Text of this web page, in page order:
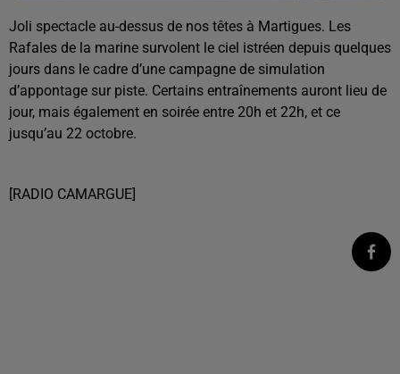
Joli spectacle au-dessus de nos têtes à Martigues. Les
Rafales de la marine survolent le ciel istréen depuis quelques
jours dans le cadre d’une campagne de simulation
d’appontage sur piste. Certains entraînements auront lieu de
jour, mais également en soirée entre 20h et 22h, et ce
jusqu’au 22 octobre.
[RADIO CAMARGUE]